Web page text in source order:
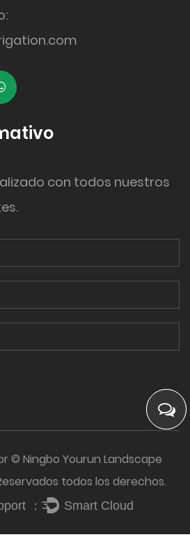
con todos nuestros
© Ningbo Yourun Landscape
todos los derechos.